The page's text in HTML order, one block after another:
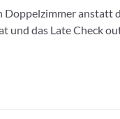
Doppelzimmer anstatt
und das Late Check